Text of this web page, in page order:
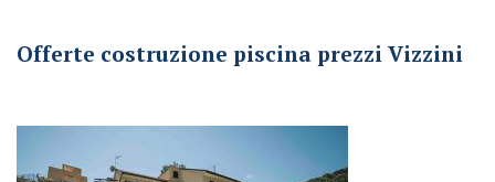
Offerte costruzione piscina prezzi Vizzini